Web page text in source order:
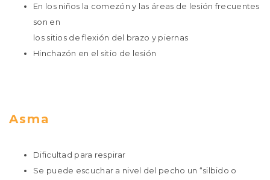
En los niños la comezón y las áreas de lesión frecuentes
son en
los sitios de flexión del brazo y piernas
Hinchazón en el sitio de lesión
Asma
Dificultad para respirar
Se puede escuchar a nivel del pecho un “silbido o